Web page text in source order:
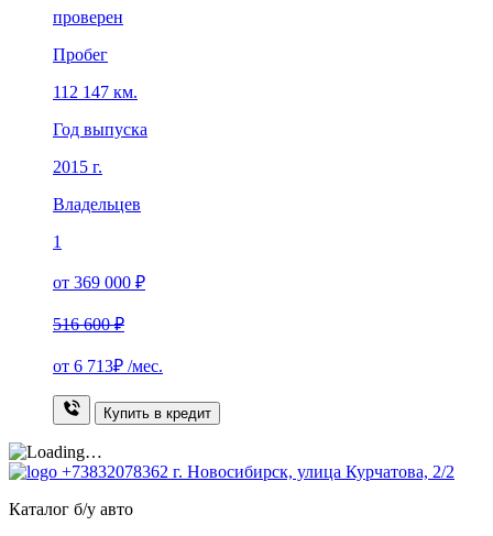
проверен
Пробег
112 147 км.
Год выпуска
2015 г.
Владельцев
1
от 369 000 ₽
516 600 ₽
от 6 713₽ /мес.
Купить в кредит
+73832078362 г. Новосибирск, улица Курчатова, 2/2
Каталог б/у авто